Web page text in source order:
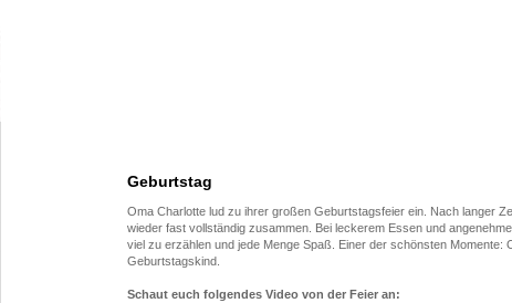
Geburtstag
Oma Charlotte lud zu ihrer großen Geburtstagsfeier ein. Nach langer
wieder fast vollständig zusammen. Bei leckerem Essen und
viel zu erzählen und jede Menge Spaß. Einer der schönsten Momente:
Geburtstagskind.
Schaut euch folgendes Video von der Feier an: